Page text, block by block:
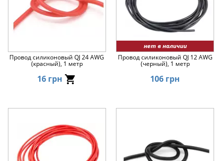
Провод силиконовый QJ 24 AWG
(красный), 1 метр
16 грн
нет в наличии
Провод силиконовый QJ 12 AWG
(черный), 1 метр
106 грн